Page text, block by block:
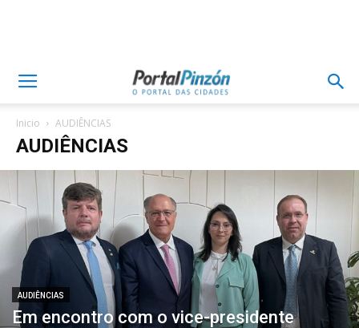
Inicio AUDIÊNCIAS
AUDIÊNCIAS
AUDIÊNCIAS
Em encontro com o vice-presidente